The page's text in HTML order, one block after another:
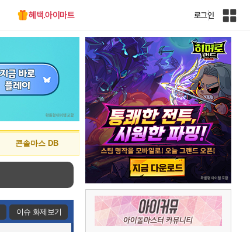
혜택.아이마트 로그인
인
전
이
트
맵
콘솔마스 DB
이슈 화제보기